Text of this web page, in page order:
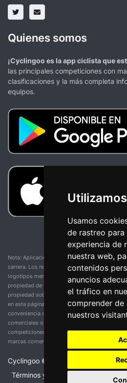
Usamos
de rastreo para
experiencia de
nuestra web,
contenidos
anuncios
el tráfico en
comprender de
nuestros
Quienes somos
¡Cyclingoo es la app ciclista que
las principales competiciones con
clasificaciones y la más completa
equipos.
Nota: Aplicación y web no oficial y no
carrera. Los nombres de equipos,
logotipos mencionados en esta página de
propiedad de sus respectivos dueños. No
propiedad sobre estas marcas comerciales.
en esta página se presenta únicamente con
conveniencia de nuestros usuarios. Cualquier
comerciales o logotipos tiene el único
competiciones y no implica asociación o
marcas comerciales mencionadas aquí
Cyclingoo ©
Términos y condiciones del servicio